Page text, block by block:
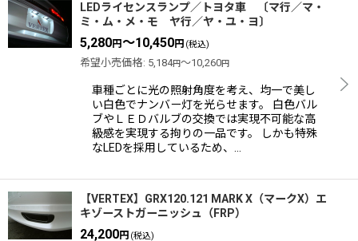
LEDライセンスランプ／トヨタ車 〔マ行／マ・
ミ・ム・メ・モ ヤ行／ヤ・ユ・ヨ〕
5,280円～10,450円 (税込)
希望小売価格: 5,184円～10,260円
車種ごとに光の照射角度を考え、均一で美し
い白色でナンバー灯を光らせます。 白色バル
ブやＬＥＤバルブの交換では実現不可能な高
級感を実現する拘りの一品です。 しかも特殊
なLEDを採用しているため、…
【VERTEX】GRX120.121 MARK X（マークX）エ
キゾーストガーニッシュ（FRP）
24,200円 (税込)